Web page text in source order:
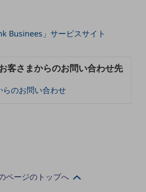
Businees」サービスサイト
客さまからのお問い合わせ先
らのお問い合わせ
ページのトップへ